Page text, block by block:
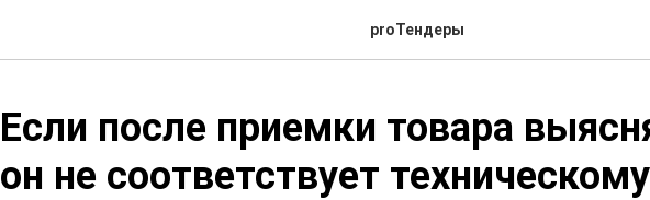
proТендеры
Если после приемки товара
он не соответствует